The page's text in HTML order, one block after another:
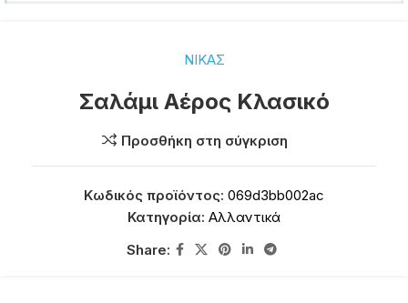
ΝΙΚΑΣ
Σαλάμι Αέρος Κλασικό
Προσθήκη στη σύγκριση
Κωδικός προϊόντος: 069d3bb002ac
Κατηγορία: Αλλαντικά
Share: